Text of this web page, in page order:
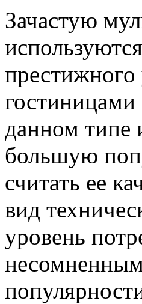
Зачастую
данном типе
большую
считать ее
вид
уровень